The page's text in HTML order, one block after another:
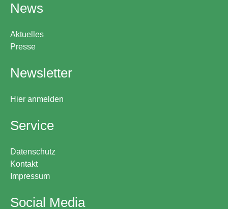
News
Aktuelles
Presse
Newsletter
Hier anmelden
Service
Datenschutz
Kontakt
Impressum
Social Media